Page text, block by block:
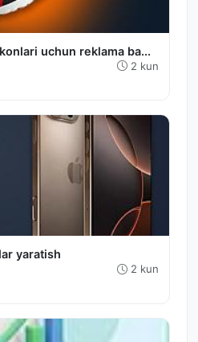
uchun reklama ba...
2 kun
yaratish
2 kun